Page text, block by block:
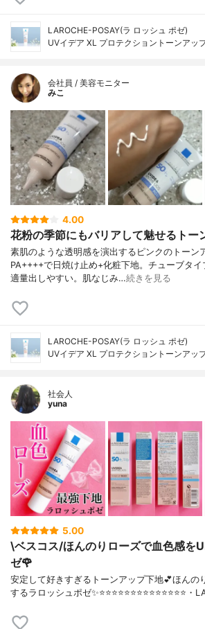
LAROCHE-POSAY(ラ ロッシュ ポゼ)
UVイデア XL プロテクショントーンアッ
会社員 / 美容モニター
みこ
4.00
花粉の季節にもバリアして魅せるトー
素肌のような透明感を演出するピンクのトーン
PA++++で日焼け止め+化粧下地。チューブタ
適量出しやすい。肌なじみ…続きを見る
LAROCHE-POSAY(ラ ロッシュ ポゼ)
UVイデア XL プロテクショントーンアッ
社会人
yuna
5.00
\ベスコス/ほんのりローズで血色感を
ゼ🌹
安定して好きすぎるトーンアップ下地💕ほんの
するラロッシュポゼ✨⭐️⭐️⭐️⭐️⭐️⭐️⭐️⭐️⭐️⭐️⭐️⭐️⭐️⭐️